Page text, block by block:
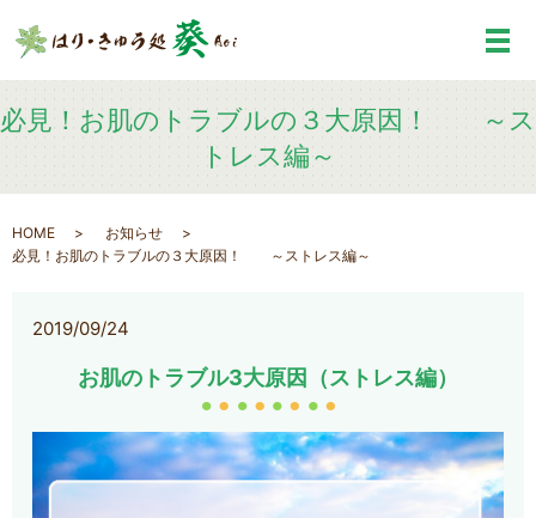
メ
必見！お肌のトラブルの３大原因！ ～ス
トレス編～
HOME
お知らせ
必見！お肌のトラブルの３大原因！ ～ストレス編～
2019/09/24
お肌のトラブル3大原因（ストレス編）